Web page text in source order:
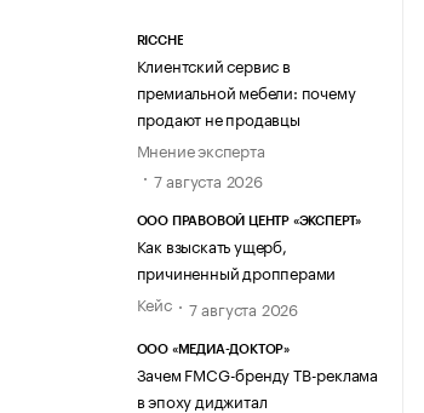
RICCHE
Клиентский сервис в
премиальной мебели: почему
продают не продавцы
Мнение эксперта
7 августа 2026
ООО ПРАВОВОЙ ЦЕНТР «ЭКСПЕРТ»
Как взыскать ущерб,
причиненный дропперами
Кейс
7 августа 2026
ООО «МЕДИА-ДОКТОР»
Зачем FMCG-бренду ТВ-реклама
в эпоху диджитал